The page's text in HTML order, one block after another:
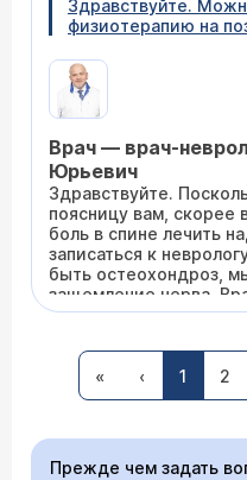
Здравствуйте.
физиотерапию на
Врач — врач-
Юрьевич
Здравствуйте.
поясницу вам, скорее
боль в спине лечить
записаться к
быть остеохондроз,
защемление нерва.
лечение
04.04.2026 13:46:52
Добрый день.Очень сильно болит сверху
стопы ближе к
лестнице.В конце
« ‹ 1 2
Прежде чем задать